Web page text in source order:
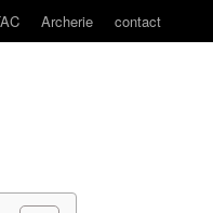
Archerie contact